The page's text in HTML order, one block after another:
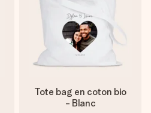
Tote bag en coton bio
- Blanc